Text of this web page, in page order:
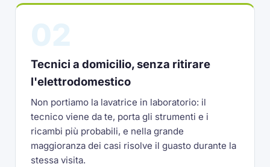
Tecnici a domicilio, senza ritirare
l'elettrodomestico
Non portiamo la lavatrice in laboratorio: il
tecnico viene da te, porta gli strumenti e i
ricambi più probabili, e nella grande
maggioranza dei casi risolve il guasto durante la
stessa visita.